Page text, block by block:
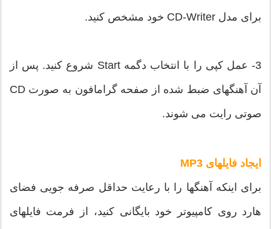
برای مدل CD-Writer خود مشخص کنید.
3- عمل کپی را با انتخاب دگمه Start شروع کنید. پس از
آن آهنگهای ضبط شده از صفحه گرامافون به صورت CD
صوتی رایت می شوند.
ایجاد فایلهای MP3
برای اینکه آهنگها را با رعایت حداقل صرفه جویی فضای
هارد روی کامپیوتر خود بایگانی کنید، از فرمت فایلهای